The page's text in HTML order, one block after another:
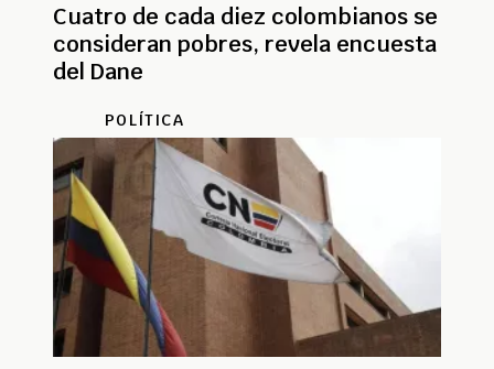
Cuatro de cada diez colombianos se
consideran pobres, revela encuesta
del Dane
POLÍTICA